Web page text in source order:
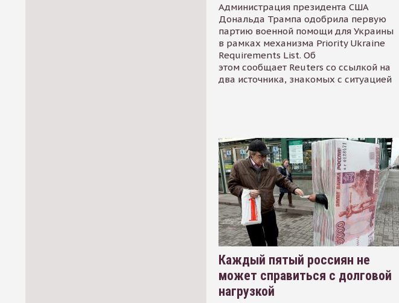
Администрация президента США
Дональда Трампа одобрила первую
партию военной помощи для Украины
в рамках механизма Priority Ukraine
Requirements List. Об
этом сообщает Reuters со ссылкой на
два источника, знакомых с ситуацией
Каждый пятый россиян не
может справиться с долговой
нагрузкой